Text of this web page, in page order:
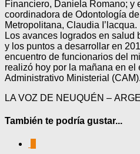
Financiero, Daniela Romano; y
coordinadora de Odontología
Metropolitana, Claudia I’lacqua.
Los avances logrados en salud
y los puntos a desarrollar en
encuentro de funcionarios del
realizó hoy por la mañana en el
Administrativo Ministerial (CAM).
LA VOZ DE NEUQUÉN –
También te podría gustar...